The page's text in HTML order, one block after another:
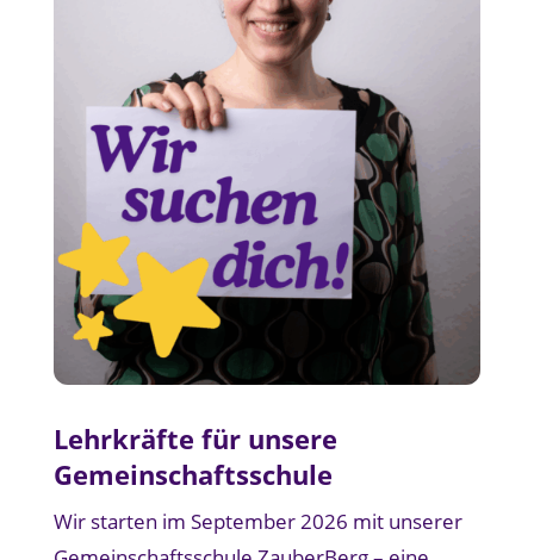
Lehrkräfte für unsere
Gemeinschaftsschule
Wir starten im September 2026 mit unserer